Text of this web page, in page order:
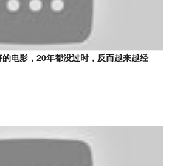
的电影，20年都没过时，反而越来越经